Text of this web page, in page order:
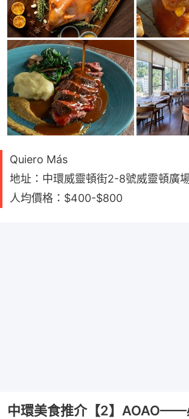
Quiero Más
地址：中環威靈頓街2-8號威靈頓廣
人均價格：$400-$800
中環美食推介【2】AOAO——